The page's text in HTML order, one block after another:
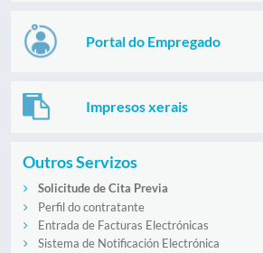
Portal do Empregado
Impresos xerais
Outros Servizos
Solicitude de Cita Previa
Perfil do contratante
Entrada de Facturas Electrónicas
Sistema de Notificación Electrónica